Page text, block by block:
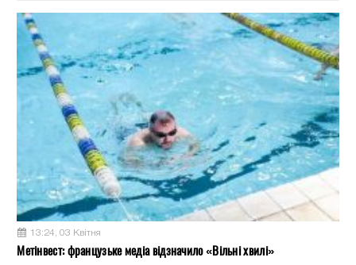
13:24, 03 Квітня
Метінвест: французьке медіа відзначило «Вільні хвилі»